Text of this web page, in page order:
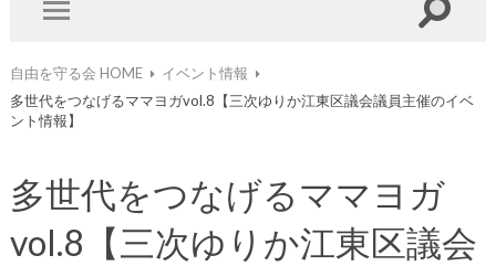
自由を守る会 HOME
イベント情報
多世代をつなげるママヨガvol.8【三次ゆりか江東区議会議員主催のイベ
ント情報】
多世代をつなげるママヨガ
vol.8【三次ゆりか江東区議会